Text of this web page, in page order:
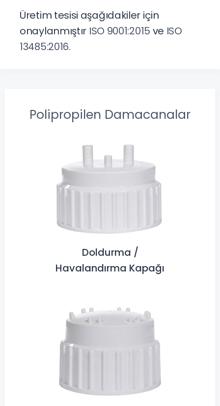
Üretim tesisi aşağıdakiler için
onaylanmıştır ISO 9001:2015 ve ISO
13485:2016.
Polipropilen Damacanalar
Doldurma /
Havalandırma Kapağı